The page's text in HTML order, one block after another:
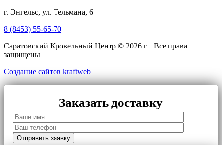
г. Энгельс, ул. Тельмана, 6
8 (8453) 55-65-70
Саратовский Кровельный Центр © 2026 г. | Все права
защищены
Создание сайтов kraftweb
Заказать доставку